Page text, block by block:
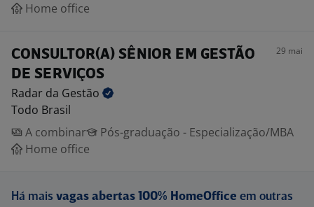
Home office
CONSULTOR(A) SÊNIOR EM GESTÃO
DE SERVIÇOS
29 mai
Radar da Gestão
Todo Brasil
A combinar
Pós-graduação - Especialização/MBA
Home office
Há mais vagas abertas 100% HomeOffice em outras